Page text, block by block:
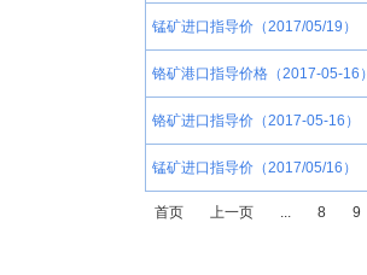
锰矿进口指导价（2017/05/19）
铬矿港口指导价格（2017-05-16）
铬矿进口指导价（2017-05-16）
锰矿进口指导价（2017/05/16）
首页 上一页 8 9